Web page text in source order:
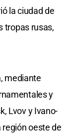
la ciudad de
tropas rusas,
mediante
y
Lvov y Ivano-
región oeste de